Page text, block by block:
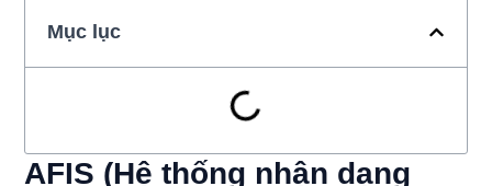
Mục lục
AFIS (Hệ thống nhận dạng